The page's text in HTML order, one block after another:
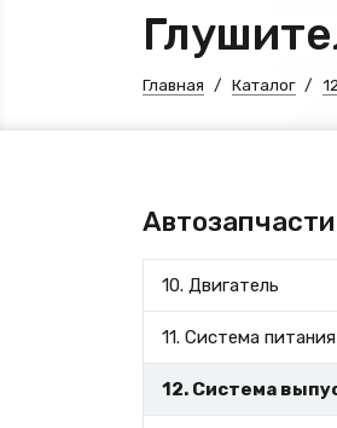
Главная Каталог
10. Двигатель
11. Система питания
12. Система